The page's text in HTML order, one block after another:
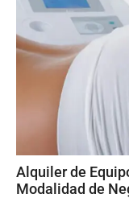
Alquiler de
Modalidad de